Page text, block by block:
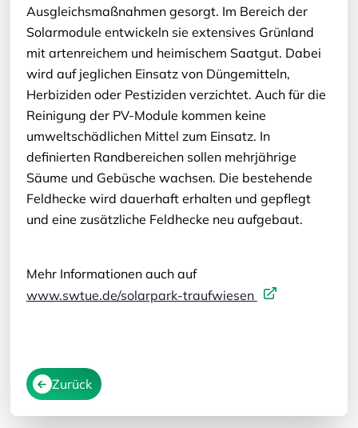
Ausgleichsmaßnahmen gesorgt. Im Bereich der
Solarmodule entwickeln sie extensives Grünland
mit artenreichem und heimischem Saatgut. Dabei
wird auf jeglichen Einsatz von Düngemitteln,
Herbiziden oder Pestiziden verzichtet. Auch für die
Reinigung der PV-Module kommen keine
umweltschädlichen Mittel zum Einsatz. In
definierten Randbereichen sollen mehrjährige
Säume und Gebüsche wachsen. Die bestehende
Feldhecke wird dauerhaft erhalten und gepflegt
und eine zusätzliche Feldhecke neu aufgebaut.
Mehr Informationen auch auf
www.swtue.de/solarpark-traufwiesen
Zurück